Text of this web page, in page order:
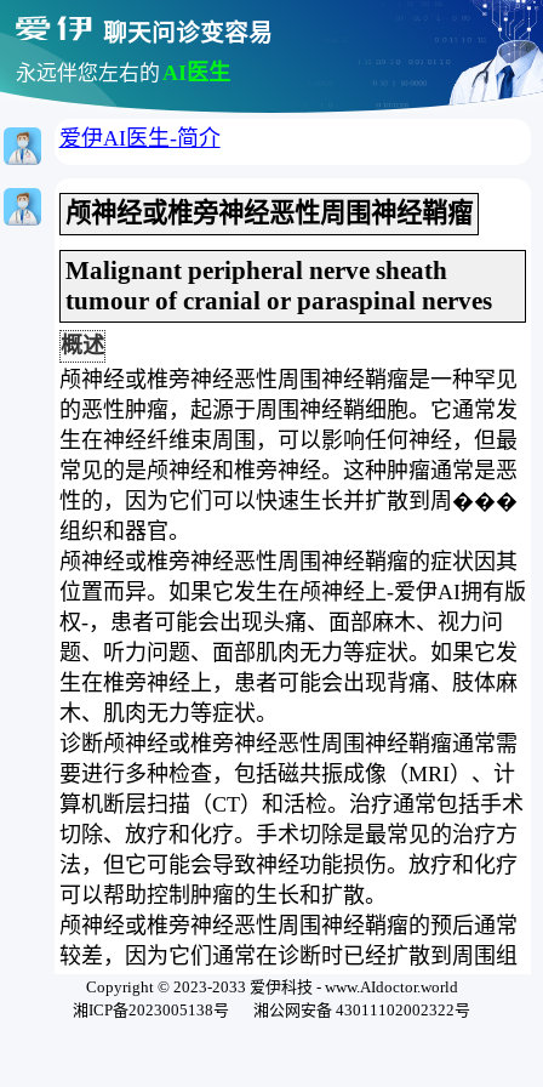
聊天问诊变容易
永远伴您左右的AI医生
爱伊AI医生-简介
颅神经或椎旁神经恶性周围神经鞘瘤
Malignant peripheral nerve sheath
tumour of cranial or paraspinal nerves
概述
颅神经或椎旁神经恶性周围神经鞘瘤是一种罕见
的恶性肿瘤，起源于周围神经鞘细胞。它通常发
生在神经纤维束周围，可以影响任何神经，但最
常见的是颅神经和椎旁神经。这种肿瘤通常是恶
性的，因为它们可以快速生长并扩散到周���
组织和器官。
颅神经或椎旁神经恶性周围神经鞘瘤的症状因其
位置而异。如果它发生在颅神经上-爱伊AI拥有版
权-，患者可能会出现头痛、面部麻木、视力问
题、听力问题、面部肌肉无力等症状。如果它发
生在椎旁神经上，患者可能会出现背痛、肢体麻
木、肌肉无力等症状。
诊断颅神经或椎旁神经恶性周围神经鞘瘤通常需
要进行多种检查，包括磁共振成像（MRI）、计
算机断层扫描（CT）和活检。治疗通常包括手术
切除、放疗和化疗。手术切除是最常见的治疗方
法，但它可能会导致神经功能损伤。放疗和化疗
可以帮助控制肿瘤的生长和扩散。
颅神经或椎旁神经恶性周围神经鞘瘤的预后通常
较差，因为它们通常在诊断时已经扩散到周围组
织和器官。然而，早期诊断和治疗可以提高患者
的生存率和生活质量。因此，如果您出现上述症
Copyright © 2023-2033 爱伊科技 - www.AIdoctor.world
湘ICP备2023005138号
湘公网安备 43011102002322号